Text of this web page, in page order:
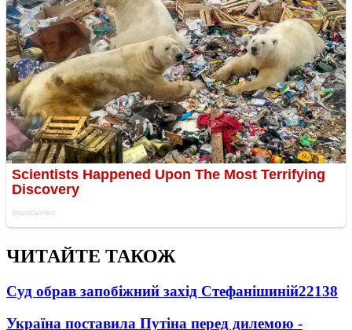
ЧИТАЙТЕ ТАКОЖ
Суд обрав запобіжний захід Стефанішиній22138
Україна поставила Путіна перед дилемою -